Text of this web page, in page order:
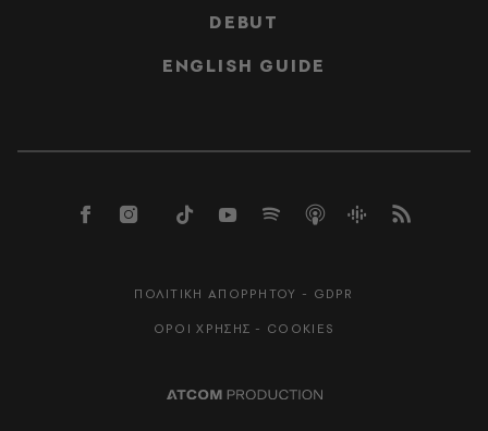
DEBUT
ENGLISH GUIDE
ΠΟΛΙΤΙΚΗ ΑΠΟΡΡΗΤΟΥ - GDPR
ΟΡΟΙ ΧΡΗΣΗΣ - COOKIES